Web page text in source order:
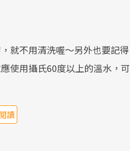
就不用清洗喔～另外也要記得
使用攝氏60度以上的溫水，可
讀